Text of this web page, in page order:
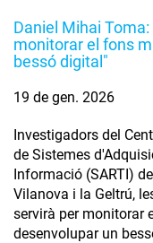
Daniel Mihai
monitorar el fons
bessó digital"
19 de gen. 2026
Investigadors del
de Sistemes
Informació (SARTI)
Vilanova i la Geltrú,
servirà per monitorar
desenvolupar un